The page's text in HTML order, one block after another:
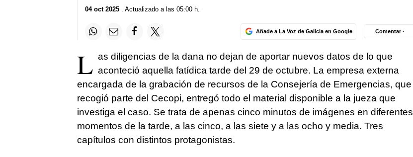
04 oct 2025. Actualizado a las 05:00 h.
Añade a La Voz de Galicia en Google Comentar ·
L as diligencias de la dana no dejan de aportar nuevos datos de lo que
aconteció aquella fatídica tarde del 29 de octubre. La empresa externa
encargada de la grabación de recursos de la Consejería de Emergencias, que
recogió parte del Cecopi, entregó todo el material disponible a la jueza que
investiga el caso. Se trata de apenas cinco minutos de imágenes en diferentes
momentos de la tarde, a las cinco, a las siete y a las ocho y media. Tres
capítulos con distintos protagonistas.